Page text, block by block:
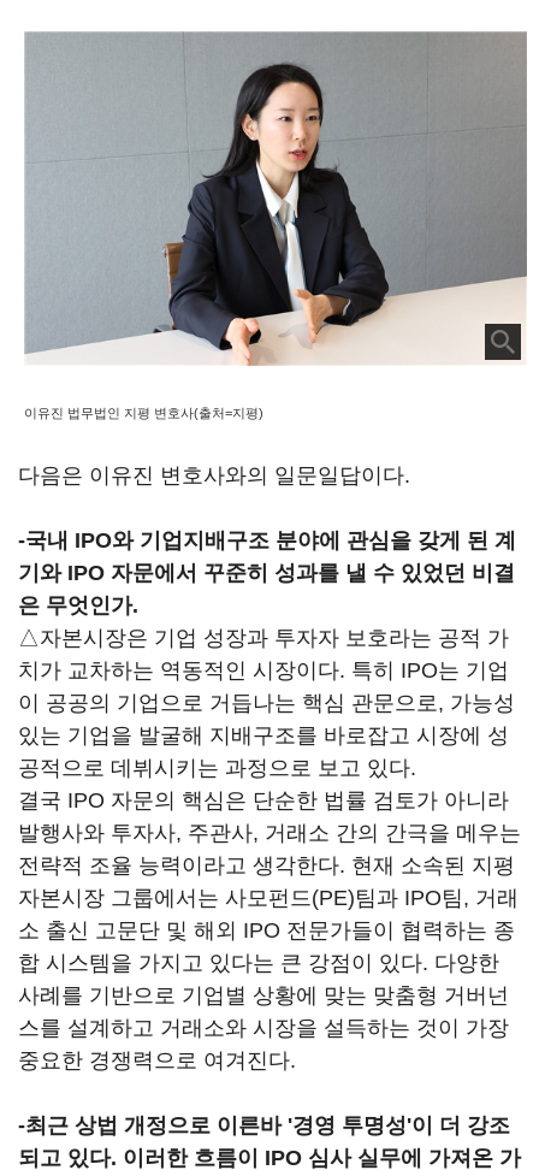
이유진 법무법인 지평 변호사(출처=지평)
다음은 이유진 변호사와의 일문일답이다.
-국내 IPO와 기업지배구조 분야에 관심을 갖게 된 계
기와 IPO 자문에서 꾸준히 성과를 낼 수 있었던 비결
은 무엇인가.
△자본시장은 기업 성장과 투자자 보호라는 공적 가
치가 교차하는 역동적인 시장이다. 특히 IPO는 기업
이 공공의 기업으로 거듭나는 핵심 관문으로, 가능성
있는 기업을 발굴해 지배구조를 바로잡고 시장에 성
공적으로 데뷔시키는 과정으로 보고 있다.
결국 IPO 자문의 핵심은 단순한 법률 검토가 아니라
발행사와 투자사, 주관사, 거래소 간의 간극을 메우는
전략적 조율 능력이라고 생각한다. 현재 소속된 지평
자본시장 그룹에서는 사모펀드(PE)팀과 IPO팀, 거래
소 출신 고문단 및 해외 IPO 전문가들이 협력하는 종
합 시스템을 가지고 있다는 큰 강점이 있다. 다양한
사례를 기반으로 기업별 상황에 맞는 맞춤형 거버넌
스를 설계하고 거래소와 시장을 설득하는 것이 가장
중요한 경쟁력으로 여겨진다.
-최근 상법 개정으로 이른바 '경영 투명성'이 더 강조
되고 있다. 이러한 흐름이 IPO 심사 실무에 가져온 가